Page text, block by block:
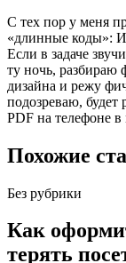
С тех пор у меня
«длинные коды»:
Если в задаче
ту ночь, разбираю
дизайна и режу
подозреваю,
PDF на телефоне
Похожие
Без рубрики
Как
терять